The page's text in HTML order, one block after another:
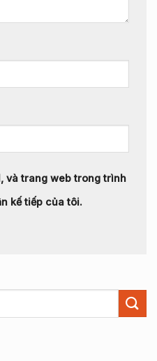
và trang web trong trình
kế tiếp của tôi.